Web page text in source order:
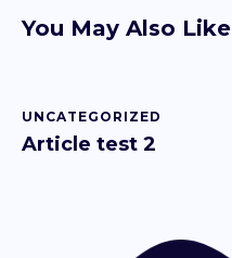
You May Also Like
UNCATEGORIZED
Article test 2